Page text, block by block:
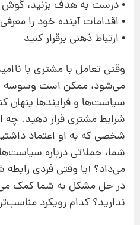
• درست به هدف بزنید، گوش
• اقدامات آینده خود را
• ارتباط ذهنی برقرار کنید
وقتی تعامل با مشتری با
می‌شود، ممکن است وسوسه
سیاست‌ها و فرایندها پنهان
شرایط مشتری قرار دهید. چه
شخصی که به او اعتماد
شما، جملاتی درباره
می‌داد؟ آیا وقتی فردی رابطه
در حل مشکل به‌ شما کمک
ندارید؟ کدام رویکرد